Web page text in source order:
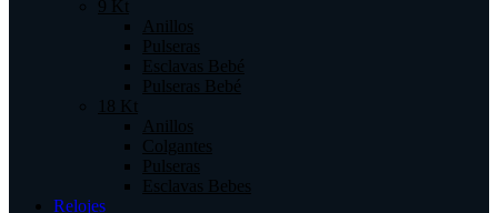
9 Kt
Anillos
Pulseras
Esclavas Bebé
Pulseras Bebé
18 Kt
Anillos
Colgantes
Pulseras
Esclavas Bebes
Relojes